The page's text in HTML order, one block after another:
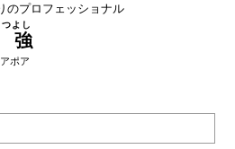
のプロフェッショナル
強
よし
ポア